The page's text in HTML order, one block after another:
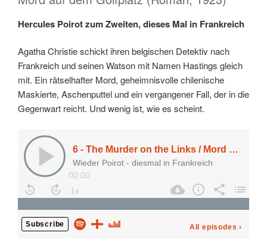
Hercules Poirot zum Zweiten, dieses Mal in Frankreich
Agatha Christie schickt ihren belgischen Detektiv nach
Frankreich und seinen Watson mit Namen Hastings gleich
mit. Ein rätselhafter Mord, geheimnisvolle chilenische
Maskierte, Aschenputtel und ein vergangener Fall, der in die
Gegenwart reicht. Und wenig ist, wie es scheint.